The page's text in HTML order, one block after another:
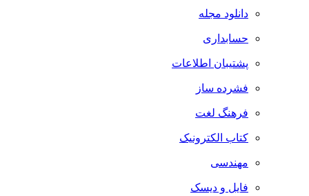
دانلود مجله
حسابداری
پشتیبان اطلاعات
فشرده ساز
فرهنگ لغت
کتاب الکترونیک
مهندسی
فایل و دیسک